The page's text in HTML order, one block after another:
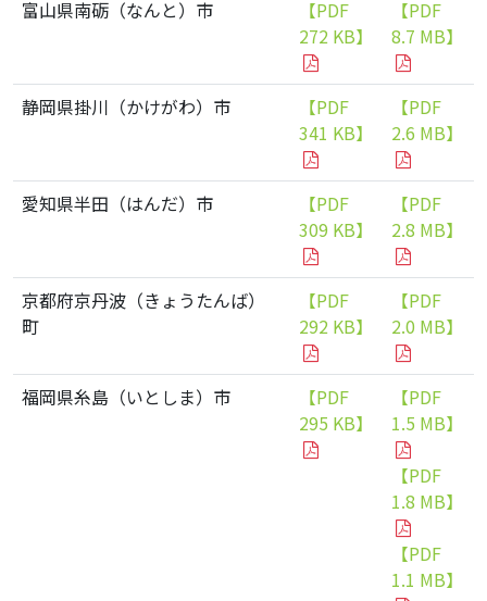
富山県南砺（なんと）市
【PDF
272 KB】
【PDF
8.7 MB】
静岡県掛川（かけがわ）市
【PDF
341 KB】
【PDF
2.6 MB】
愛知県半田（はんだ）市
【PDF
309 KB】
【PDF
2.8 MB】
京都府京丹波（きょうたんば）
町
【PDF
292 KB】
【PDF
2.0 MB】
福岡県糸島（いとしま）市
【PDF
295 KB】
【PDF
1.5 MB】
【PDF
1.8 MB】
【PDF
1.1 MB】